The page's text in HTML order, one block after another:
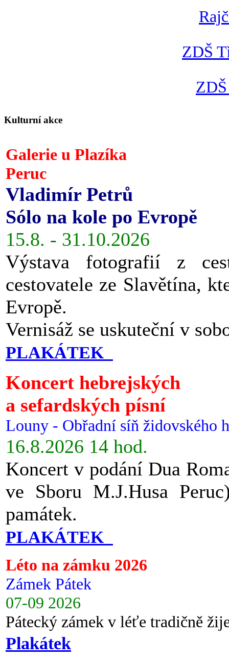
ZDŠ
Kulturní akce
Galerie u Plazíka
Peruc
Vladimír Petrů
Sólo na kole po Evropě
15.8. - 31.10.2026
Výstava fotografií z
cestovatele ze Slavětína,
Evropě.
Vernisáž se uskuteční v
PLAKÁTEK
Koncert hebrejských
a sefardských písní
Louny - Obřadní síň židovského
16.8.2026 14 hod.
Koncert v podání Dua
ve Sboru M.J.Husa
památek.
PLAKÁTEK
Léto na zámku 2026
Zámek Pátek
07-09 2026
Pátecký zámek v léťe tradičně
Plakátek